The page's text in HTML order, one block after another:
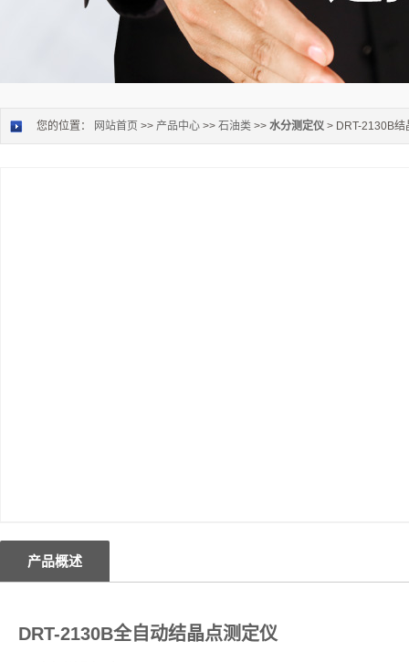
您的位置： 网站首页 >> 产品中心 >> 石油类 >> 水分测定仪 > DRT-2130B结
产品概述
DRT-2130B全自动结晶点测定仪